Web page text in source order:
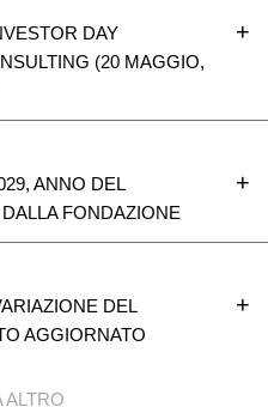
DAY
(20 MAGGIO,
ANNO DEL
FONDAZIONE
DEL
AGGIORNATO
ALTRO